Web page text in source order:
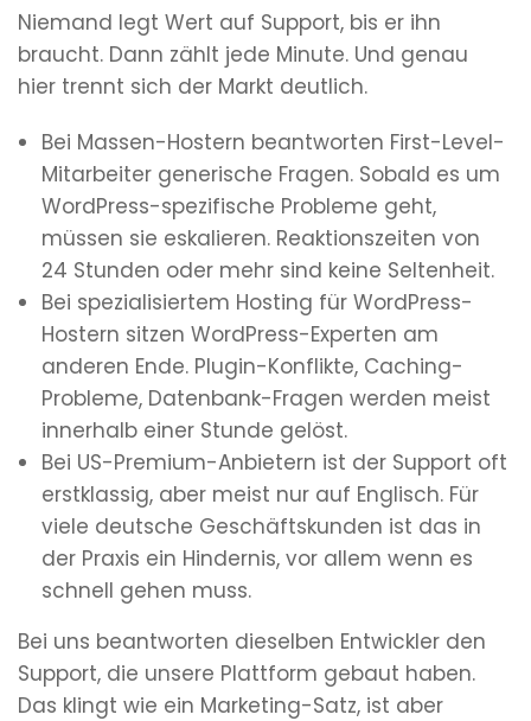
Niemand legt Wert auf Support, bis er ihn
braucht. Dann zählt jede Minute. Und genau
hier trennt sich der Markt deutlich.
Bei Massen-Hostern beantworten First-Level-
Mitarbeiter generische Fragen. Sobald es um
WordPress-spezifische Probleme geht,
müssen sie eskalieren. Reaktionszeiten von
24 Stunden oder mehr sind keine Seltenheit.
Bei spezialisiertem Hosting für WordPress-
Hostern sitzen WordPress-Experten am
anderen Ende. Plugin-Konflikte, Caching-
Probleme, Datenbank-Fragen werden meist
innerhalb einer Stunde gelöst.
Bei US-Premium-Anbietern ist der Support oft
erstklassig, aber meist nur auf Englisch. Für
viele deutsche Geschäftskunden ist das in
der Praxis ein Hindernis, vor allem wenn es
schnell gehen muss.
Bei uns beantworten dieselben Entwickler den
Support, die unsere Plattform gebaut haben.
Das klingt wie ein Marketing-Satz, ist aber